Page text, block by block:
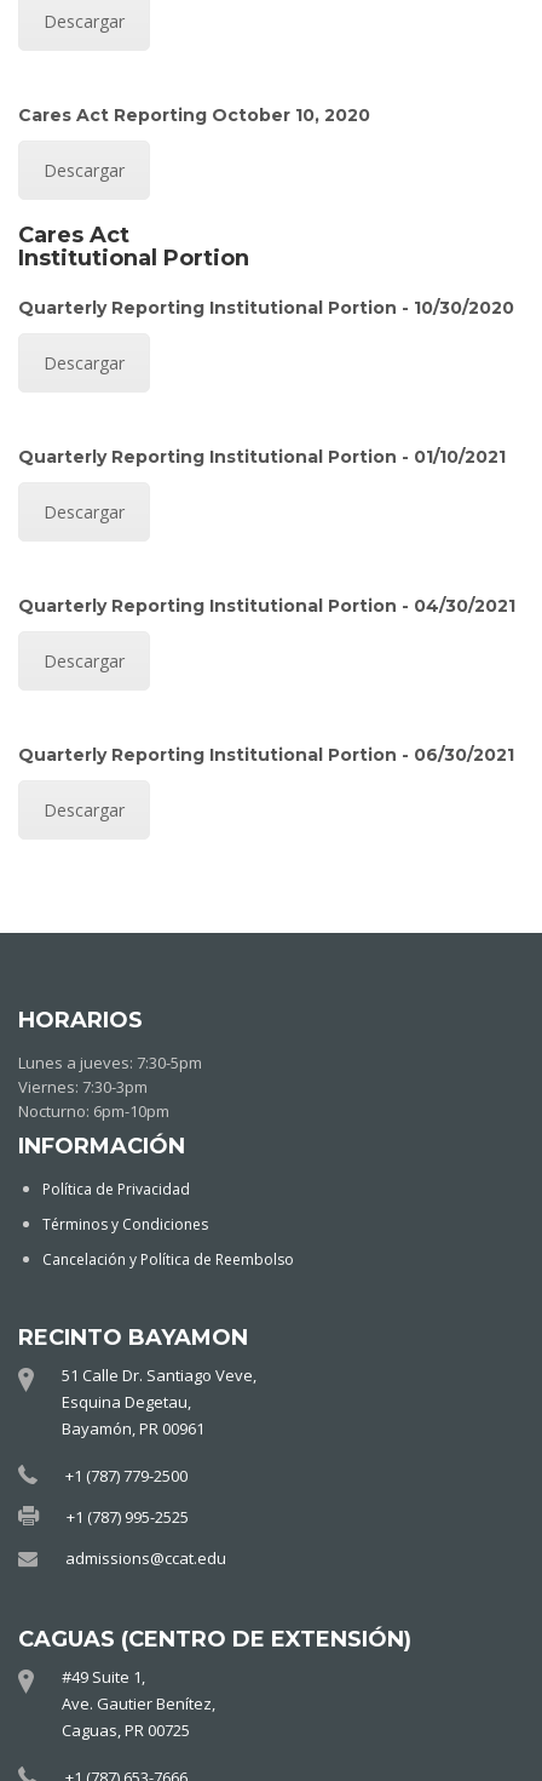
Descargar
Cares Act Reporting October 10, 2020
Descargar
Cares Act
Institutional Portion
Quarterly Reporting Institutional Portion - 10/30/2020
Descargar
Quarterly Reporting Institutional Portion - 01/10/2021
Descargar
Quarterly Reporting Institutional Portion - 04/30/2021
Descargar
Quarterly Reporting Institutional Portion - 06/30/2021
Descargar
HORARIOS
Lunes a jueves: 7:30-5pm
Viernes: 7:30-3pm
Nocturno: 6pm-10pm
INFORMACIÓN
Política de Privacidad
Términos y Condiciones
Cancelación y Política de Reembolso
RECINTO BAYAMON
51 Calle Dr. Santiago Veve,
Esquina Degetau,
Bayamón, PR 00961
+1 (787) 779-2500
+1 (787) 995-2525
admissions@ccat.edu
CAGUAS (CENTRO DE EXTENSIÓN)
#49 Suite 1,
Ave. Gautier Benítez,
Caguas, PR 00725